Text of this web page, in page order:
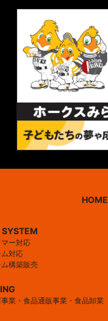
HOME
ー対応
対応
構築販売
業・食品通販事業・食品卸業